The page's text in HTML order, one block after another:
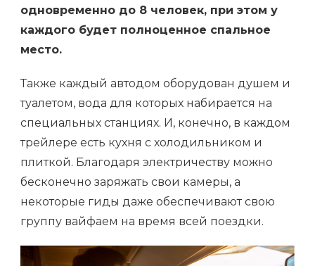
И
ОГРАНИЧЕНИЙ
одновременно до 8 человек, при этом у
каждого будет полноценное спальное
место.
Также каждый автодом оборудован душем и
туалетом, вода для которых набирается на
специальных станциях. И, конечно, в каждом
трейлере есть кухня с холодильником и
плиткой. Благодаря электричеству можно
бесконечно заряжать свои камеры, а
некоторые гиды даже обеспечивают свою
группу вайфаем на время всей поездки.